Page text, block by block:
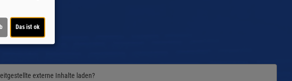
externe Inhalte laden?
Das ist ok